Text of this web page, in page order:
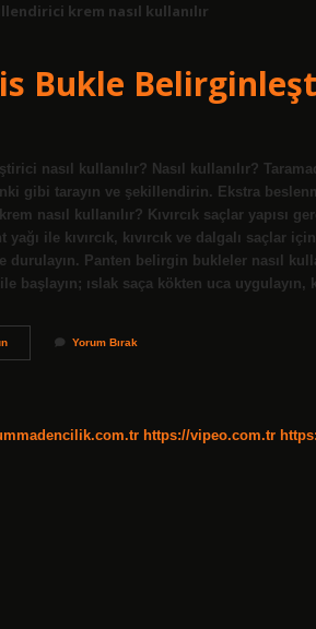
krem nasıl kullanılır
Bukle
nasıl kullanılır? Nasıl kullanılır?
gibi tarayın ve şekillendirin. Ekstra
nasıl kullanılır? Kıvırcık saçlar yapısı
yağı ile kıvırcık, kıvırcık ve dalgalı saçlar
durulayın. Panten belirgin bukleler nasıl
ile başlayın; ıslak saça kökten uca
Gratis
Bukle
Yorum Bırak
https://vipeo.com.tr